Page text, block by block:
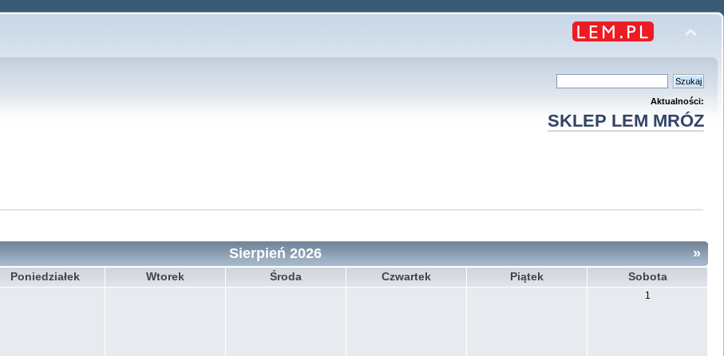
Aktualności:
SKLEP LEM MRÓZ
»
Sierpień 2026
Poniedziałek Wtorek Środa Czwartek Piątek Sobota
1